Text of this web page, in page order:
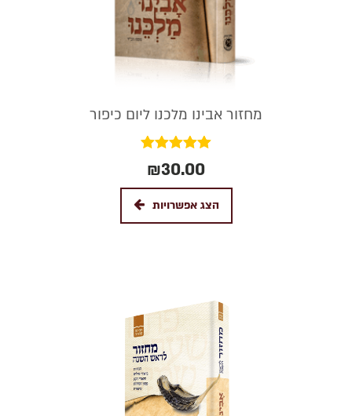
מחזור אבינו מלכנו ליום כיפור
דורג
5.00
מתוך 5
₪30.00
הצג אפשרויות